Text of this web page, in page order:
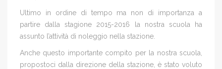
Ultimo in ordine di tempo ma non di importanza a
partire dalla stagione 2015-2016 la nostra scuola ha
assunto l’attività di noleggio nella stazione.
Anche questo importante compito per la nostra scuola,
propostoci dalla direzione della stazione, è stato voluto